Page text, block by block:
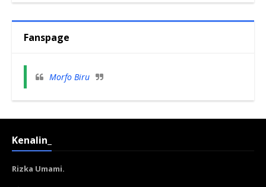
Fanspage
Morfo Biru
Kenalin_
Rizka Umami.